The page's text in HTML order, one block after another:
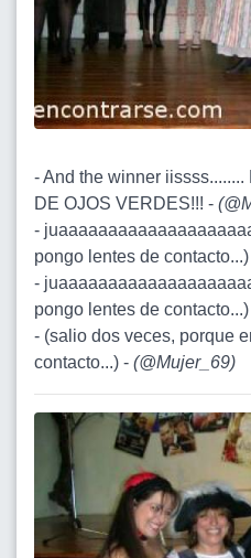
- And the winner
DE OJOS VERDES!!! - (
-
pongo lentes de
-
pongo lentes de
- (salio dos veces, porque
contacto...) - (@Mujer_69)